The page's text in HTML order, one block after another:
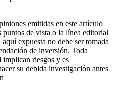
emitidas en este artículo
puntos de vista o la línea editorial
expuesta no debe ser tomada
de inversión. Toda
riesgos y es
su debida investigación antes